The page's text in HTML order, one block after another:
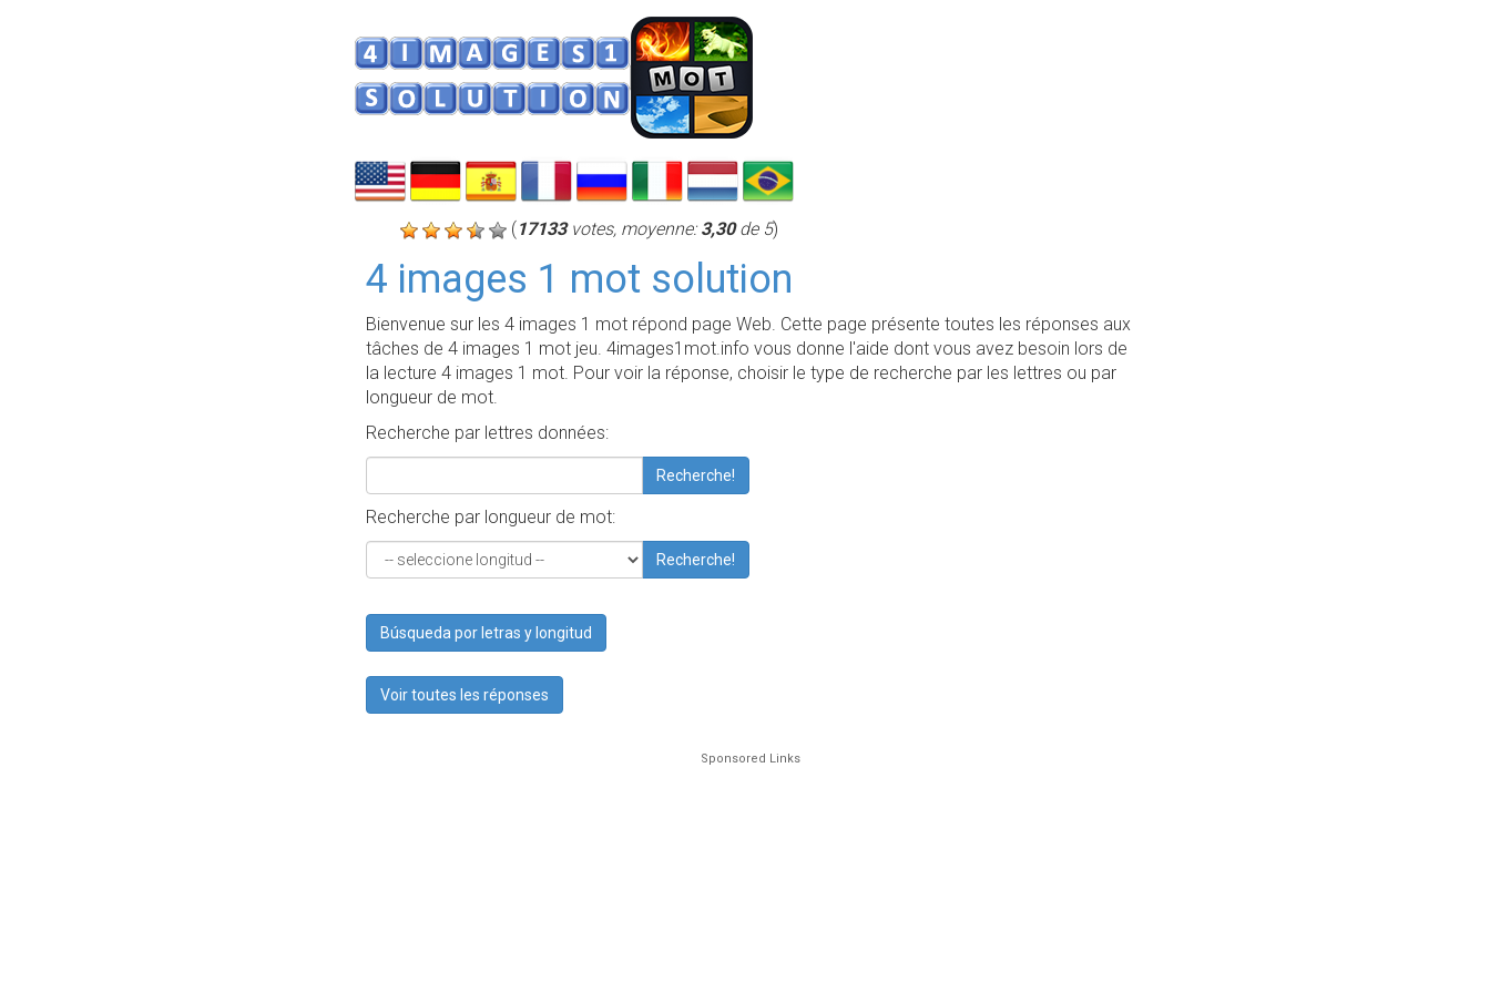
(17133votes, moyenne:3,30de 5)
4 images 1 mot solution
Bienvenue sur les 4 images 1 mot répond page Web. Cette page présente toutes les réponses aux
tâches de 4 images 1 mot jeu. 4images1mot.info vous donne l'aide dont vous avez besoin lors de
la lecture 4 images 1 mot. Pour voir la réponse, choisir le type de recherche par les lettres ou par
longueur de mot.
Recherche par lettres données:
Recherche!
Recherche par longueur de mot:
Recherche!
Búsqueda por letras y longitud
Voir toutes les réponses
Sponsored Links